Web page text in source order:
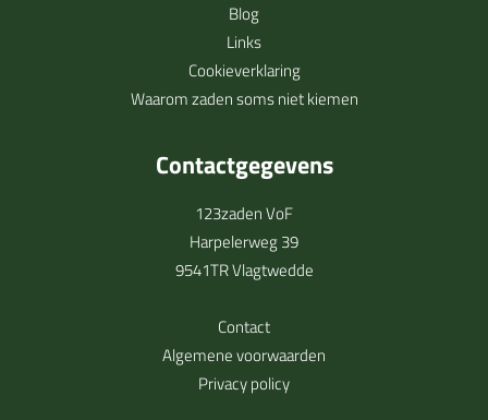
Blog
Links
Cookieverklaring
Waarom zaden soms niet kiemen
Contactgegevens
123zaden VoF
Harpelerweg 39
9541TR Vlagtwedde
Contact
Algemene voorwaarden
Privacy policy